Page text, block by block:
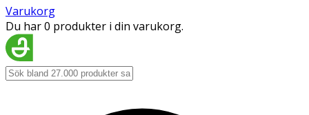
Varukorg
Du har 0 produkter i din varukorg.